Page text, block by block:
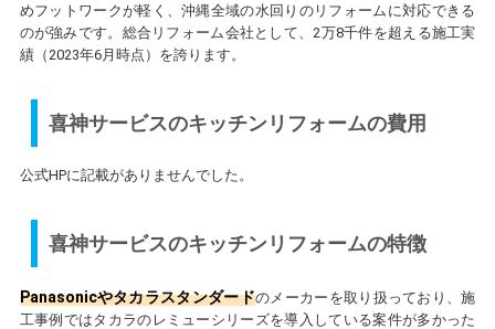
めフットワークが軽く、沖縄全域の水回りのリフォームに対応できる
のが強みです。総合リフォーム会社として、2万8千件を超える施工実
績（2023年6月時点）を誇ります。
喜神サービスのキッチンリフォームの費用
公式HPに記載がありませんでした。
喜神サービスのキッチンリフォームの特徴
Panasonicやタカラスタンダードのメーカーを取り扱っており、施
工事例ではタカラのレミューシリーズを導入している案件が多かった